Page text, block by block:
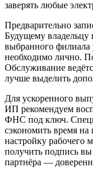
заверять любые
Предварительно
Будущему владельцу
выбранного
необходимо лично.
Обслуживание
лучше выделить
Для ускоренного
ИП рекомендуем
ФНС под ключ.
сэкономить время
настройку рабочего
получить подпись
партнёра —